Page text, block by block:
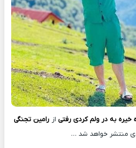
خیره به در ولم کردی رفتی از رامین تجنگی
منتشر خواهد شد …